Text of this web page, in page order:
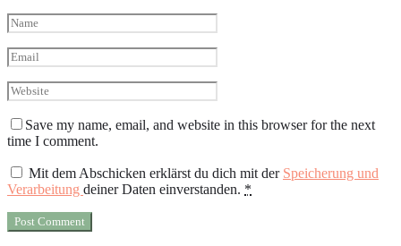
Save my name, email, and website in this browser for the next
time I comment.
Mit dem Abschicken erklärst du dich mit der Speicherung und
Verarbeitung deiner Daten einverstanden. *